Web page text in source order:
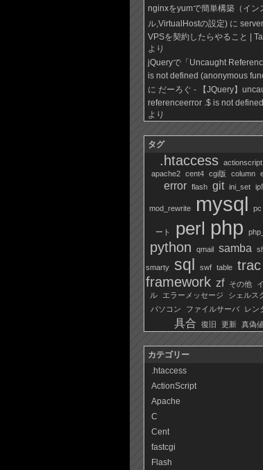
nginxをyumで簡単構築（イン
ル,VirtualHostの設定) に
VPSを契約したらやること |
より
jQueryで「Uncaught
is not defined (anonymous
に だーろぐ - 【JQuery】
referenceerror .$ is not
より
タグ
.htaccess actionscript
apache2 cent4 cgi版 column
error flash git ini_set ip
mod_rewrite mysql
ート perl php
python qmail samba
smarty sql swf table trac
framework zf その他
ル
エラーメッセージ
シェルス
パソコン
ファイルサーバ レン
具合
復旧 更新 真偽値
カテゴリー
.htaccess
ActionScript
Apache
C
Cent
fastcgi
Flash